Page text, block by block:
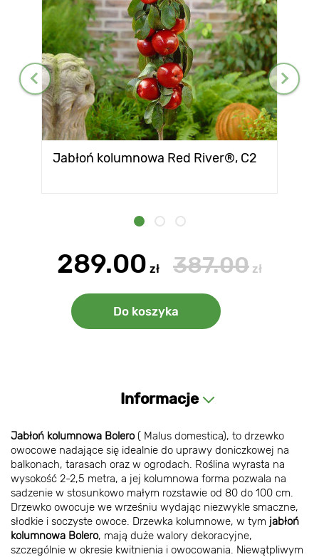
Jabłoń kolumnowa Red River®, C2
289.00 zł 387.00 zł
Do koszyka
Informacje
Jabłoń kolumnowa Bolero( Malus domestica), to drzewko
owocowe nadające się idealnie do uprawy doniczkowej na
balkonach, tarasach oraz w ogrodach. Roślina wyrasta na
wysokość 2-2,5 metra, a jej kolumnowa forma pozwala na
sadzenie w stosunkowo małym rozstawie od 80 do 100 cm.
Drzewko owocuje we wrześniu wydając niezwykle smaczne,
słodkie i soczyste owoce. Drzewka kolumnowe, w tym jabłoń
kolumnowa Bolero, mają duże walory dekoracyjne,
szczególnie w okresie kwitnienia i owocowania. Niewątpliwym